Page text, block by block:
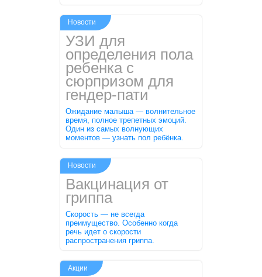
УЗИ для
определения пола
ребенка с
сюрпризом для
гендер-пати
Ожидание малыша — волнительное
время, полное трепетных эмоций.
Один из самых волнующих
моментов — узнать пол ребёнка.
Новости
Вакцинация от
гриппа
Скорость — не всегда
преимущество. Особенно когда
речь идет о скорости
распространения гриппа.
Новости
Акции